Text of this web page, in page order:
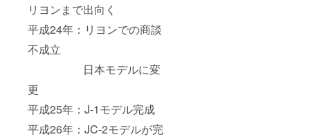
リヨンまで出向く
平成24年：リヨンでの商談
不成立
日本モデルに変
更
平成25年：J-1モデル完成
平成26年：JC-2モデルが完